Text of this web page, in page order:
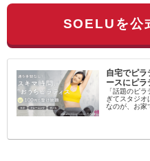
SOELUを公
自宅でピ
ースにピラ
「話題のピ
ぎてスタジ
なのが、お家